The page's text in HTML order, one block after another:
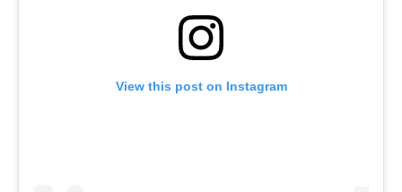
View this post on Instagram